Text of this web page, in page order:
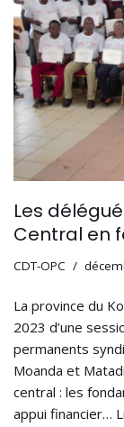
Les
Central en
CDT-OPC
La province du
2023 d’une
permanents
Moanda et
central : les
appui financier…